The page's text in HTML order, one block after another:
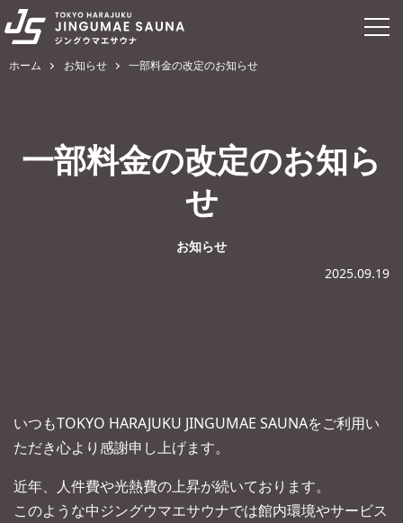
ホーム お知らせ 一部料金の改定のお知らせ
一部料金の改定のお知ら
せ
お知らせ
2025.09.19
いつもTOKYO HARAJUKU JINGUMAE SAUNAをご利用い
ただき心より感謝申し上げます。
近年、人件費や光熱費の上昇が続いております。
このような中ジングウマエサウナでは館内環境やサービス